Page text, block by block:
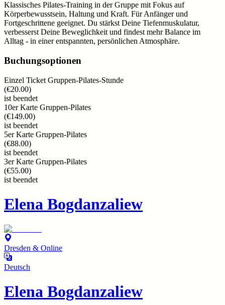
Klassisches Pilates-Training in der Gruppe mit Fokus auf
Körperbewusstsein, Haltung und Kraft. Für Anfänger und
Fortgeschrittene geeignet. Du stärkst Deine Tiefenmuskulatur,
verbesserst Deine Beweglichkeit und findest mehr Balance im
Alltag - in einer entspannten, persönlichen Atmosphäre.
Buchungsoptionen
Einzel Ticket Gruppen-Pilates-Stunde
(€20.00)
ist beendet
10er Karte Gruppen-Pilates
(€149.00)
ist beendet
5er Karte Gruppen-Pilates
(€88.00)
ist beendet
3er Karte Gruppen-Pilates
(€55.00)
ist beendet
Elena Bogdanzaliew
Dresden & Online
Deutsch
Elena Bogdanzaliew